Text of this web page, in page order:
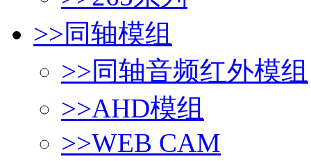
>>同轴模组
>>同轴音频红外模组
>>AHD模组
>>WEB CAM